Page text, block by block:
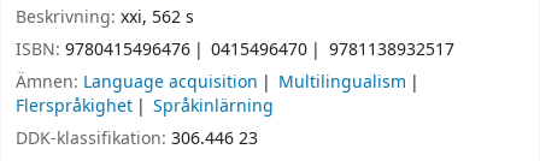
Beskrivning: xxi, 562 s
ISBN: 9780415496476 0415496470
9781138932517
Ämnen: Language acquisition
Multilingualism
Flerspråkighet
Språkinlärning
DDK-klassifikation: 306.446 23